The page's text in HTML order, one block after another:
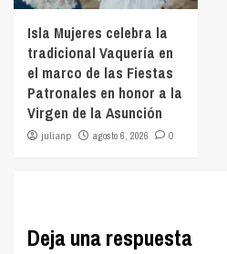
Isla Mujeres celebra la
tradicional Vaquería en
el marco de las Fiestas
Patronales en honor a la
Virgen de la Asunción
julianp agosto 6, 2026 0
Deja una respuesta